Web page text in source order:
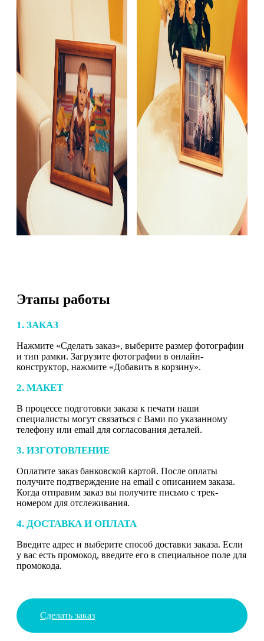
Этапы работы
1. ЗАКАЗ
Нажмите «Сделать заказ», выберите размер фотографии
и тип рамки. Загрузите фотографии в онлайн-
конструктор, нажмите «Добавить в корзину».
2. МАКЕТ
В процессе подготовки заказа к печати наши
специалисты могут связаться с Вами по указанному
телефону или email для согласования деталей.
3. ИЗГОТОВЛЕНИЕ
Оплатите заказ банковской картой. После оплаты
получите подтверждение на email с описанием заказа.
Когда отправим заказ вы получите письмо с трек-
номером для отслеживания.
4. ДОСТАВКА И ОПЛАТА
Введите адрес и выберите способ доставки заказа. Если
у вас есть промокод, введите его в специальное поле для
промокода.
Сделать заказ